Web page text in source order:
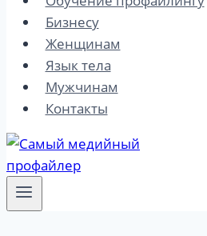
Бизнесу
Женщинам
Язык тела
Мужчинам
Контакты